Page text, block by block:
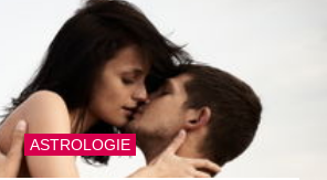
ASTROLOGIE